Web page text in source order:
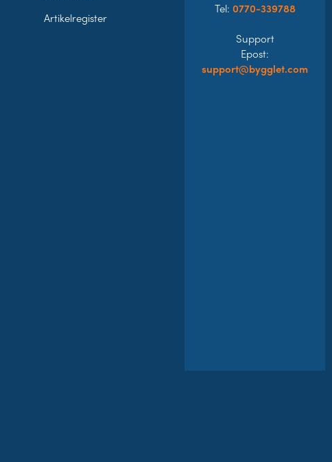
Artikelregister
Tel: 0770-339788
Support
Epost:
support@bygglet.com